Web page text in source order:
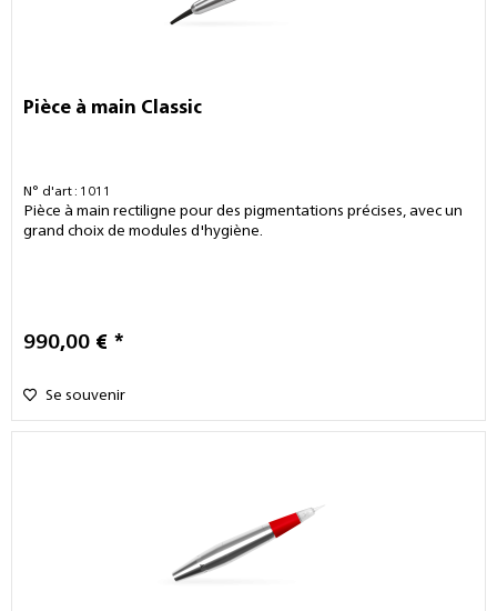
Pièce à main Classic
N° d'art : 1011
Pièce à main rectiligne pour des pigmentations précises, avec un
grand choix de modules d'hygiène.
990,00 € *
Se souvenir